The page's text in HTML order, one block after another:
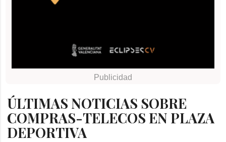
ÚLTIMAS NOTICIAS SOBRE
COMPRAS-TELECOS EN PLAZA
DEPORTIVA